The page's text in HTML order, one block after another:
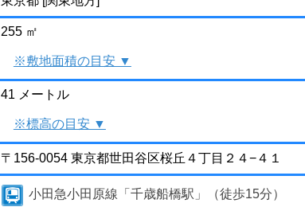
255 ㎡
※敷地面積の目安 ▼
41 メートル
※標高の目安 ▼
〒156-0054 東京都世田谷区桜丘４丁目２４−４１
小田急小田原線「千歳船橋駅」（徒歩15分）